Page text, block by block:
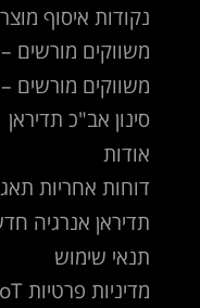
נקודות איסוף
משווקים מורשים –
משווקים מורשים
סינון אב"כ תדיראן
אודות
דוחות אחריות
תדיראן אנרגיה
תנאי שימוש
מדיניות פרטיות IoT